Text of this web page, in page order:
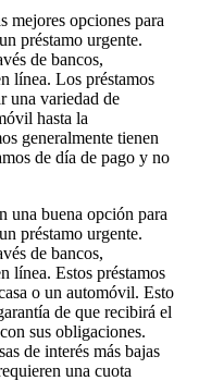
mejores opciones para
préstamo urgente.
de bancos,
línea. Los préstamos
una variedad de
hasta la
generalmente tienen
de día de pago y no
una buena opción para
préstamo urgente.
de bancos,
línea. Estos préstamos
o un automóvil. Esto
de que recibirá el
sus obligaciones.
de interés más bajas
una cuota